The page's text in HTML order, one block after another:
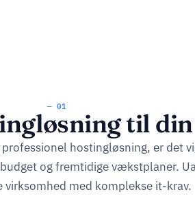
— 01
til
hostingløsning, er det
og fremtidige vækstplaner.
med komplekse it-krav.